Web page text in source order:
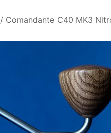
/ Comandante C40 MK3